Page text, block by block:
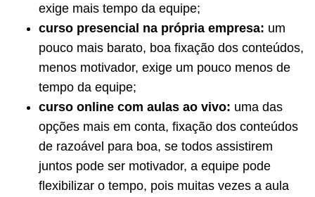
exige mais tempo da equipe;
curso presencial na própria empresa: um
pouco mais barato, boa fixação dos conteúdos,
menos motivador, exige um pouco menos de
tempo da equipe;
curso online com aulas ao vivo: uma das
opções mais em conta, fixação dos conteúdos
de razoável para boa, se todos assistirem
juntos pode ser motivador, a equipe pode
flexibilizar o tempo, pois muitas vezes a aula